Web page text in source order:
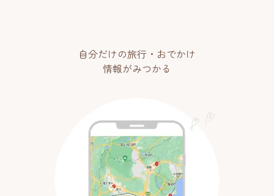
自分だけの旅行・おでかけ
情報がみつかる